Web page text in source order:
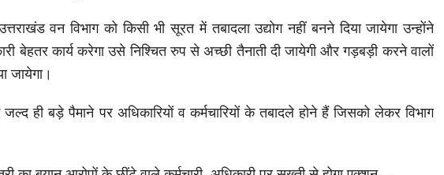
वन विभाग को किसी भी सूरत में तबादला उद्योग नहीं बनने दिया जायेगा उन्होंने
बेहतर कार्य करेगा उसे निश्चित रुप से अच्छी तैनाती दी जायेगी और गड़बड़ी करने वालों
जायेगा।
ही बड़े पैमाने पर अधिकारियों व कर्मचारियों के तबादले होने हैं जिसको लेकर विभाग